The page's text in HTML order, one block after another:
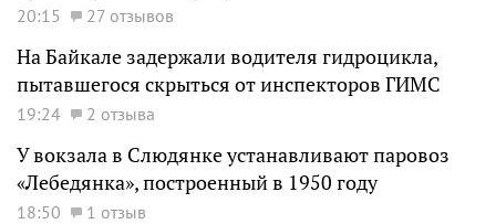
20:15 27 отзывов
На Байкале задержали водителя гидроцикла,
пытавшегося скрыться от инспекторов ГИМС
19:24 2 отзыва
У вокзала в Слюдянке устанавливают паровоз
«Лебедянка», построенный в 1950 году
18:50
1 отзыв